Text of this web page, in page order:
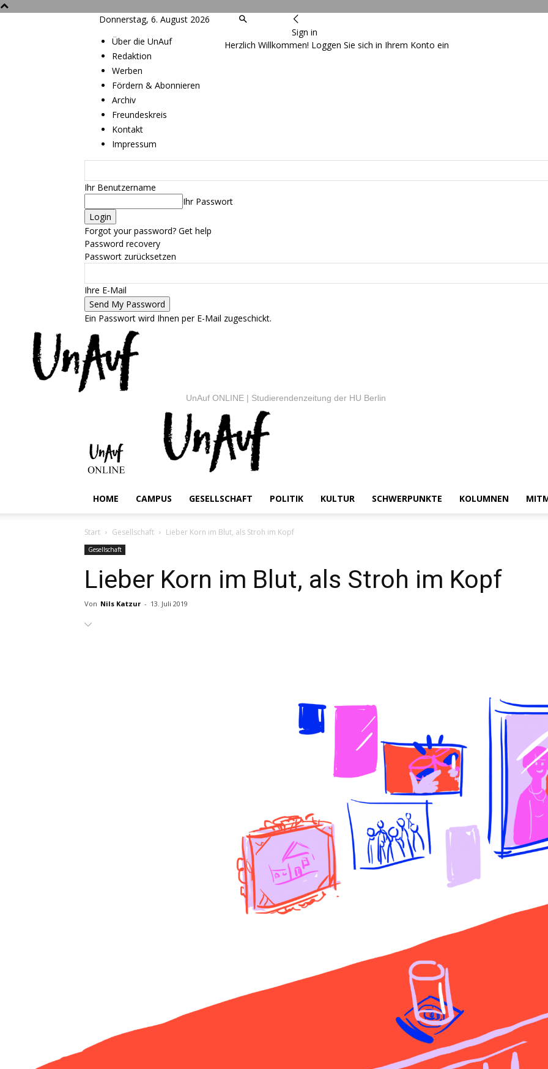
Donnerstag, 6. August 2026
Über die UnAuf
Redaktion
Werben
Fördern & Abonnieren
Archiv
Freundeskreis
Kontakt
Impressum
Sign in
Herzlich Willkommen! Loggen Sie sich in Ihrem Konto ein
Ihr Benutzername
Ihr Passwort
Forgot your password? Get help
Password recovery
Passwort zurücksetzen
Ihre E-Mail
Ein Passwort wird Ihnen per E-Mail zugeschickt.
UnAuf ONLINE | Studierendenzeitung der HU Berlin
HOME CAMPUS GESELLSCHAFT POLITIK KULTUR SCHWERPUNKTE KOLUMNEN
Start Gesellschaft Lieber Korn im Blut, als Stroh im Kopf
Gesellschaft
Lieber Korn im Blut, als Stroh im Kopf
Von Nils Katzur - 13. Juli 2019